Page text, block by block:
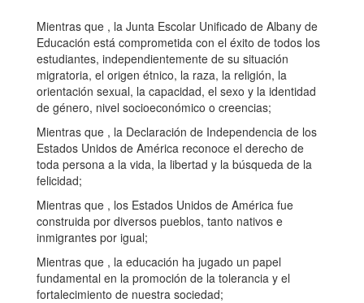
Mientras que , la Junta Escolar Unificado de Albany de
Educación está comprometida con el éxito de todos los
estudiantes, independientemente de su situación
migratoria, el origen étnico, la raza, la religión, la
orientación sexual, la capacidad, el sexo y la identidad
de género, nivel socioeconómico o creencias;
Mientras que , la Declaración de Independencia de los
Estados Unidos de América reconoce el derecho de
toda persona a la vida, la libertad y la búsqueda de la
felicidad;
Mientras que , los Estados Unidos de América fue
construida por diversos pueblos, tanto nativos e
inmigrantes por igual;
Mientras que , la educación ha jugado un papel
fundamental en la promoción de la tolerancia y el
fortalecimiento de nuestra sociedad;